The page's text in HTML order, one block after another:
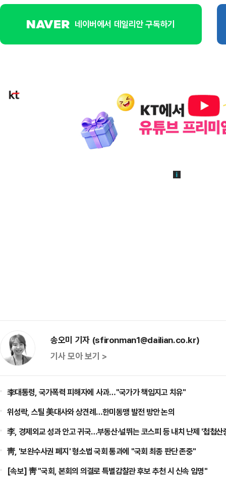
네이버에서 데일리안 구독하기
송오미 기자 (sfironman1@dailian.co.kr)
기사 모아 보기 >
李대통령, 국가폭력 피해자에 사과…"국가가 책임지고 치유"
위성락, 스틸 美대사와 상견례…한미동맹 발전 방안 논의
李, 경제외교 성과 안고 귀국…부동산·널뛰는 코스피 등 내치 난제 '첩첩산
靑, '보완수사권 폐지' 형소법 국회 통과에 "국회 최종 판단 존중"
[속보] 靑 "국회, 본회의 의결로 특별감찰관 후보 추천 시 신속 임명"